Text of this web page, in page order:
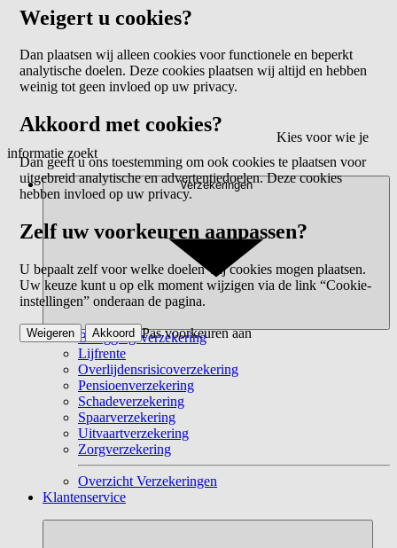
Kies voor wie je
informatie zoekt
Verzekeringen
Beleggingsverzekering
Lijfrente
Overlijdensrisicoverzekering
Pensioenverzekering
Schadeverzekering
Spaarverzekering
Uitvaartverzekering
Zorgverzekering
Overzicht Verzekeringen
Klantenservice
Weigert u cookies?
Dan plaatsen wij alleen cookies voor functionele en beperkt
analytische doelen. Deze cookies plaatsen wij altijd en hebben
weinig tot geen invloed op uw privacy.
Akkoord met cookies?
Dan geeft u ons toestemming om ook cookies te plaatsen voor
uitgebreid analytische en advertentiedoelen. Deze cookies
hebben invloed op uw privacy.
Zelf uw voorkeuren aanpassen?
U bepaalt zelf voor welke doelen wij cookies mogen plaatsen.
Uw keuze kunt u op elk moment wijzigen via de link “Cookie-
instellingen” onderaan de pagina.
Pas voorkeuren aan
Weigeren Akkoord